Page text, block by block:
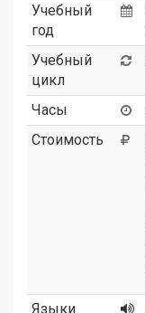
Учебный
год
Учебный
цикл
Часы
Стоимость
Языки